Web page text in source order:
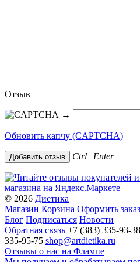
Отзыв
→
Обновить капчу (CAPTCHA)
Ctrl+Enter
© 2026 Диетика
Магазин Корзина Оформить заказ
Блог Подписаться Новости
Обратная связь +7 (383) 335-93-
335-95-75 shop@artdietika.ru
Отзывы о нас на Флампе